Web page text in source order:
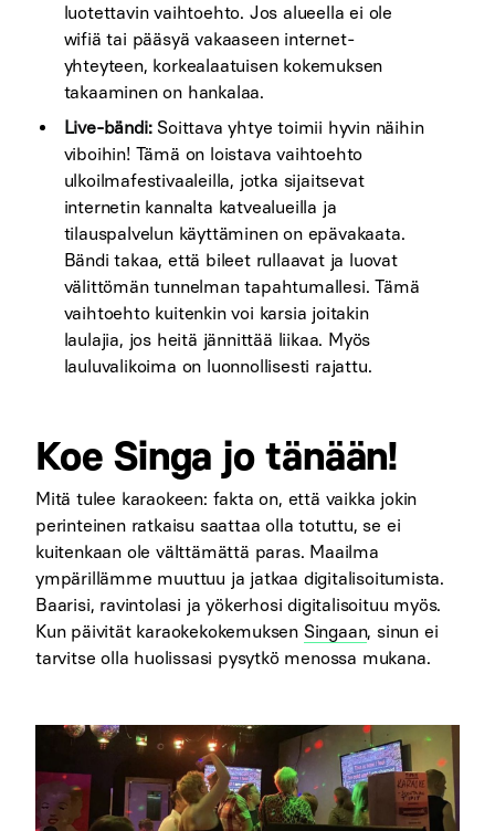
luotettavin vaihtoehto. Jos alueella ei ole
wifiä tai pääsyä vakaaseen internet-
yhteyteen, korkealaatuisen kokemuksen
takaaminen on hankalaa.
Live-bändi: Soittava yhtye toimii hyvin näihin
viboihin! Tämä on loistava vaihtoehto
ulkoilmafestivaaleilla, jotka sijaitsevat
internetin kannalta katvealueilla ja
tilauspalvelun käyttäminen on epävakaata.
Bändi takaa, että bileet rullaavat ja luovat
välittömän tunnelman tapahtumallesi. Tämä
vaihtoehto kuitenkin voi karsia joitakin
laulajia, jos heitä jännittää liikaa. Myös
lauluvalikoima on luonnollisesti rajattu.
Koe Singa jo tänään!
Mitä tulee karaokeen: fakta on, että vaikka jokin
perinteinen ratkaisu saattaa olla totuttu, se ei
kuitenkaan ole välttämättä paras. Maailma
ympärillämme muuttuu ja jatkaa digitalisoitumista.
Baarisi, ravintolasi ja yökerhosi digitalisoituu myös.
Kun päivität karaokekokemuksen Singaan, sinun ei
tarvitse olla huolissasi pysytkö menossa mukana.